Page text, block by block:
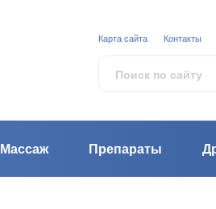
Массаж Препараты
Карта сайта Контакты